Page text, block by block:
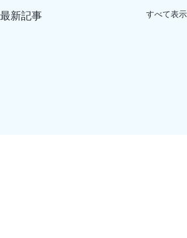
最新記事 すべて表示